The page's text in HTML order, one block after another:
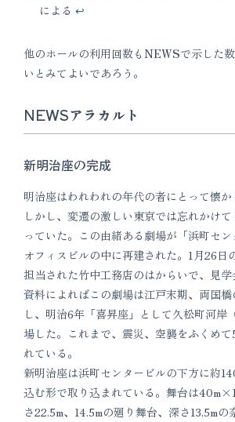
による ↩︎
他のホールの利用回数も NEWSで示した
いとみてよいであろう。
NEWSアラカルト
新明治座の完成
明治座はわれわれの年代の者にとって懐か
しかし、変遷の激しい東京では忘れかけ
っていた。この由緒ある劇場が「浜町セン
オフィスビルの中に再建された。1月26日
担当された竹中工務店のはからいで、見学
資料によればこの劇場は江戸末期、両国
し、明治6年「喜昇座」として久松町河岸
場した。これまで、震災、空襲をふくめ
れている。
新明治座は浜町センタービルの下方に約
込む形で取り込まれている。舞台は
さ22.5m、14.5mの廻り舞台、深さ13.5mの